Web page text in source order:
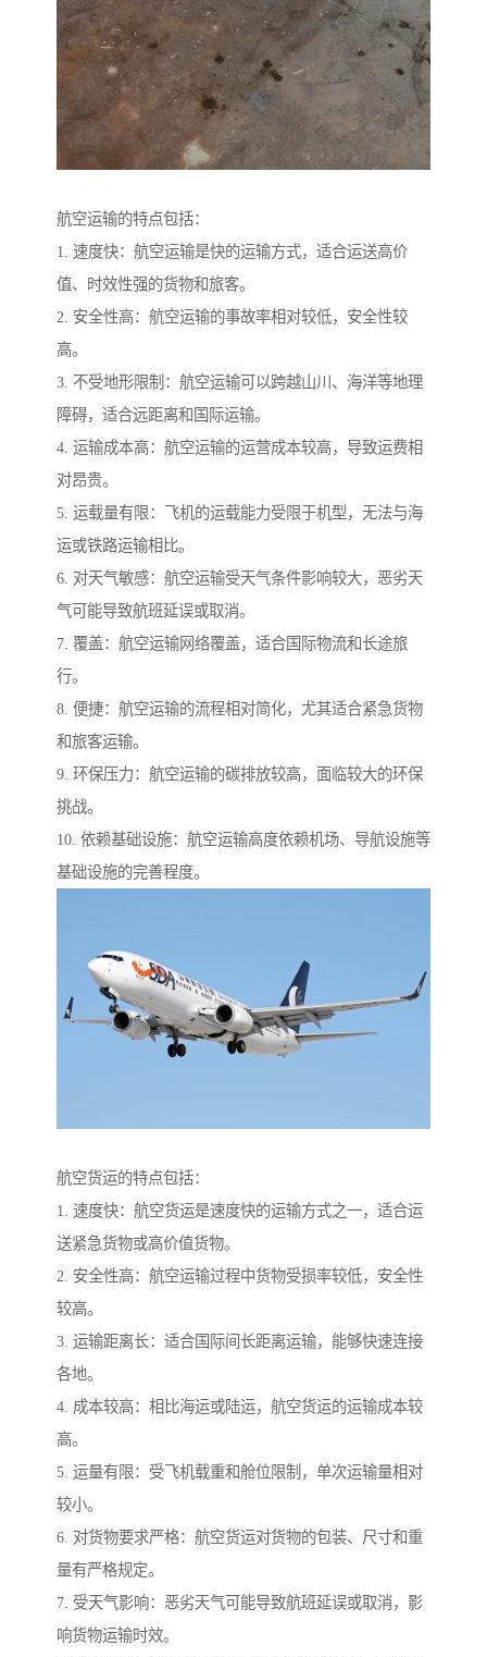
航空运输的特点包括：
1. 速度快：航空运输是快的运输方式，适合运送高价
值、时效性强的货物和旅客。
2. 安全性高：航空运输的事故率相对较低，安全性较
高。
3. 不受地形限制：航空运输可以跨越山川、海洋等地理
障碍，适合远距离和国际运输。
4. 运输成本高：航空运输的运营成本较高，导致运费相
对昂贵。
5. 运载量有限：飞机的运载能力受限于机型，无法与海
运或铁路运输相比。
6. 对天气敏感：航空运输受天气条件影响较大，恶劣天
气可能导致航班延误或取消。
7. 覆盖：航空运输网络覆盖，适合国际物流和长途旅
行。
8. 便捷：航空运输的流程相对简化，尤其适合紧急货物
和旅客运输。
9. 环保压力：航空运输的碳排放较高，面临较大的环保
挑战。
10. 依赖基础设施：航空运输高度依赖机场、导航设施等
基础设施的完善程度。
航空货运的特点包括：
1. 速度快：航空货运是速度快的运输方式之一，适合运
送紧急货物或高价值货物。
2. 安全性高：航空运输过程中货物受损率较低，安全性
较高。
3. 运输距离长：适合国际间长距离运输，能够快速连接
各地。
4. 成本较高：相比海运或陆运，航空货运的运输成本较
高。
5. 运量有限：受飞机载重和舱位限制，单次运输量相对
较小。
6. 对货物要求严格：航空货运对货物的包装、尺寸和重
量有严格规定。
7. 受天气影响：恶劣天气可能导致航班延误或取消，影
响货物运输时效。